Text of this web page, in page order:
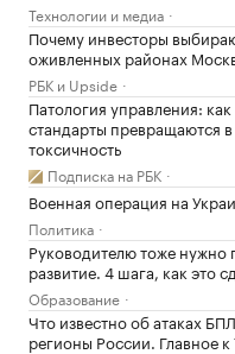
Технологии и медиа
Почему инвесторы
оживленных районах
РБК и Upside
Патология управления:
стандарты превращаются в
токсичность
Подписка на РБК
Военная операция на
Политика
Руководителю тоже нужно
развитие. 4 шага, как это
Образование
Что известно об атаках
регионы России. Главное к